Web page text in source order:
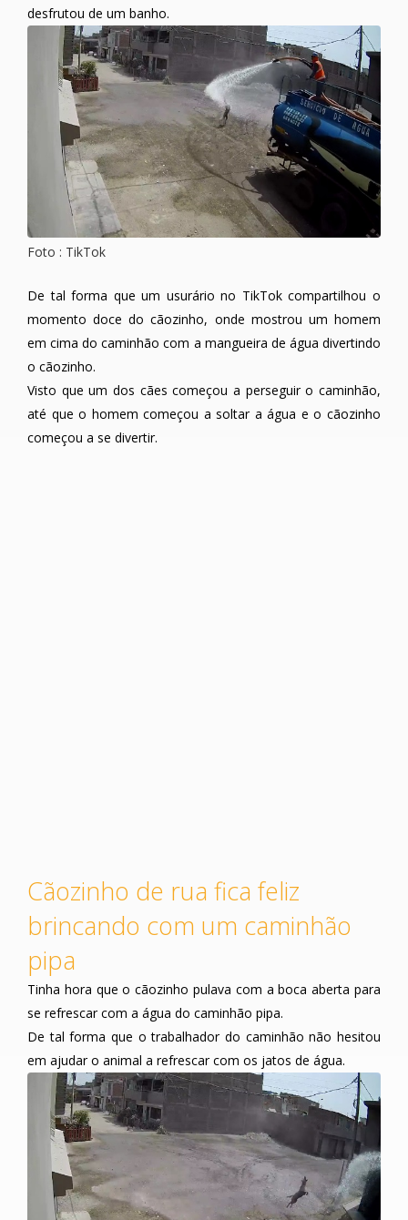
desfrutou de um banho.
Foto : TikTok
De tal forma que um usurário no TikTok compartilhou o
momento doce do cãozinho, onde mostrou um homem
em cima do caminhão com a mangueira de água divertindo
o cãozinho.
Visto que um dos cães começou a perseguir o caminhão,
até que o homem começou a soltar a água e o cãozinho
começou a se divertir.
Cãozinho de rua fica feliz
brincando com um caminhão
pipa
Tinha hora que o cãozinho pulava com a boca aberta para
se refrescar com a água do caminhão pipa.
De tal forma que o trabalhador do caminhão não hesitou
em ajudar o animal a refrescar com os jatos de água.